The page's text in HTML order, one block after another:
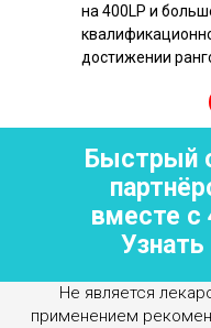
на 400LP и
достижении
Быстрый
вместе с
Узнать
Не является
применением